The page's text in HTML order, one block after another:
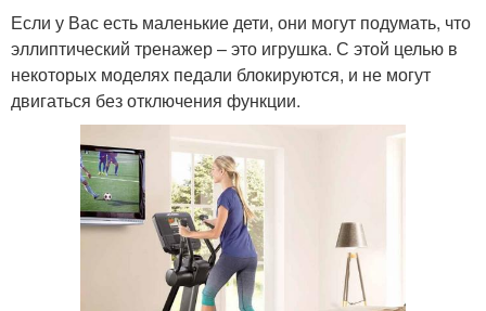
Если у Вас есть маленькие дети, они могут подумать, что
эллиптический тренажер – это игрушка. С этой целью в
некоторых моделях педали блокируются, и не могут
двигаться без отключения функции.